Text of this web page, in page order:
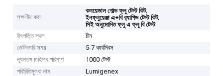
লক্ষণীয় করা
কলয়েডাল গোল্ড ফ্লু টেস্ট কিট,
ইনফ্লুয়েঞ্জা এ+বি র‍্যাপিড টেস্ট কিট,
সিই অনুমোদিত ফ্লু এ ফ্লু বি টেস্ট
উৎপত্তি স্থল
চীন
ডেলিভারি সময়
5-7 কার্যদিবস
ন্যূনতম চাহিদার পরিমাণ
1000 টেস্ট
পরিচিতিমুলক নাম
Lumigenex